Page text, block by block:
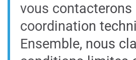
vous contacterons
coordination
Ensemble, nous